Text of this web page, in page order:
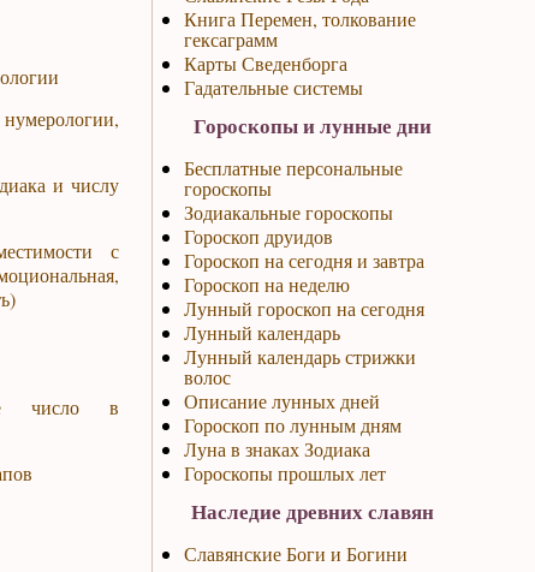
и числу
с
число в
Книга Перемен, толкование
гексаграмм
Карты Сведенборга
Гадательные системы
Гороскопы и лунные дни
Бесплатные персональные
гороскопы
Зодиакальные гороскопы
Гороскоп друидов
Гороскоп на сегодня и завтра
Гороскоп на неделю
Лунный гороскоп на сегодня
Лунный календарь
Лунный календарь стрижки
волос
Описание лунных дней
Гороскоп по лунным дням
Луна в знаках Зодиака
Гороскопы прошлых лет
Наследие древних славян
Славянские Боги и Богини